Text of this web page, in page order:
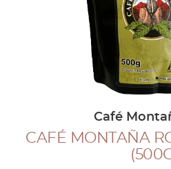
COLECCIÓN CAFETERA
INGRESAR
Café
CAFÉ MONTAÑA